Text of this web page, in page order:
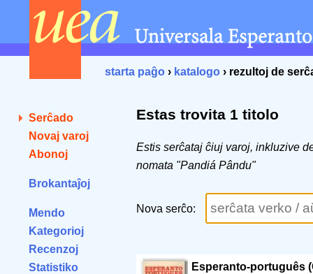
starta paĝo › katalogo › rezultoj de
Serĉado
Novaj varoj
Abonoj
Brokantaĵoj
Mendo
Kategorioj
Recenzoj
Statistiko
Estas trovita 1 titolo
Estis serĉataj ĉiuj varoj, inkluzive
nomata "Pandiá Pându"
Nova serĉo:
Esperanto-português